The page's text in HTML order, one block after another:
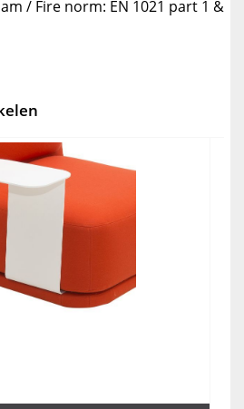
/ Fire norm: EN 1021 part 1 &